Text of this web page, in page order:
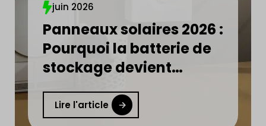
juin 2026
Panneaux solaires 2026 :
Pourquoi la batterie de
stockage devient
indispensable ?
Lire l'article